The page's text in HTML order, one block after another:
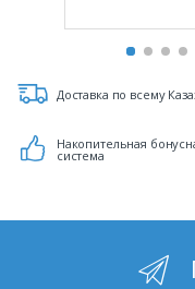
Доставка по всему
Накопительная
система